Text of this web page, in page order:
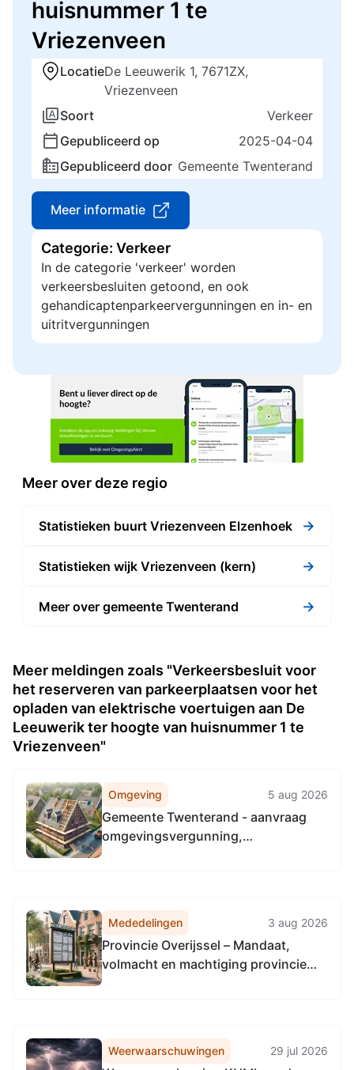
huisnummer 1 te
Vriezenveen
LocatieDe Leeuwerik 1, 7671ZX,
Vriezenveen
Soort
Verkeer
Gepubliceerd op
2025-04-04
Gepubliceerd door Gemeente Twenterand
Meer informatie
Categorie: Verkeer
In de categorie 'verkeer' worden
verkeersbesluiten getoond, en ook
gehandicaptenparkeervergunningen en in- en
uitritvergunningen
Meer over deze regio
Statistieken buurt Vriezenveen Elzenhoek →
Statistieken wijk Vriezenveen (kern) →
Meer over gemeente Twenterand →
Meer meldingen zoals "Verkeersbesluit voor
het reserveren van parkeerplaatsen voor het
opladen van elektrische voertuigen aan De
Leeuwerik ter hoogte van huisnummer 1 te
Vriezenveen"
Omgeving 5 aug 2026
Gemeente Twenterand - aanvraag
omgevingsvergunning,
beschoeiing, ontvangen op 17-07-
2026, zaaknummer TR-Z2026-
001590
Mededelingen 3 aug 2026
Provincie Overijssel – Mandaat,
volmacht en machtiging provincie
Weerwaarschuwingen 29 jul 2026